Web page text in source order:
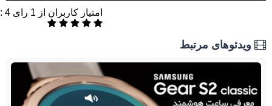
امتیاز کاربران از 1 رای 4
:
ویدئوهای مرتبط